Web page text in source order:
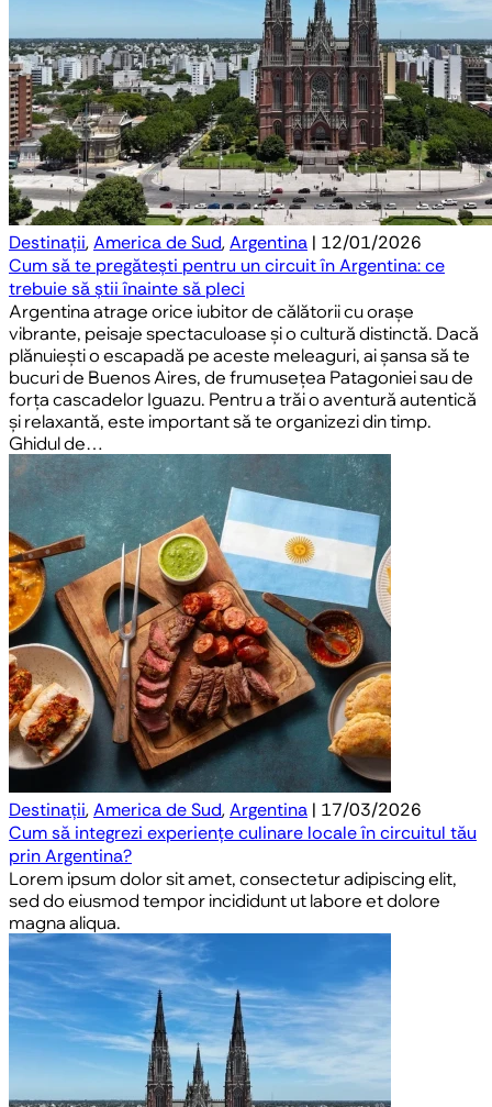
Destinații,America de Sud,Argentina | 12/01/2026
Cum să te pregătești pentru un circuit în Argentina: ce
trebuie să știi înainte să pleci
Argentina atrage orice iubitor de călătorii cu orașe
vibrante, peisaje spectaculoase și o cultură distinctă. Dacă
plănuiești o escapadă pe aceste meleaguri, ai șansa să te
bucuri de Buenos Aires, de frumusețea Patagoniei sau de
forța cascadelor Iguazu. Pentru a trăi o aventură autentică
și relaxantă, este important să te organizezi din timp.
Ghidul de…
Destinații,America de Sud,Argentina | 17/03/2026
Cum să integrezi experiențe culinare locale în circuitul tău
prin Argentina?
Lorem ipsum dolor sit amet, consectetur adipiscing elit,
sed do eiusmod tempor incididunt ut labore et dolore
magna aliqua.